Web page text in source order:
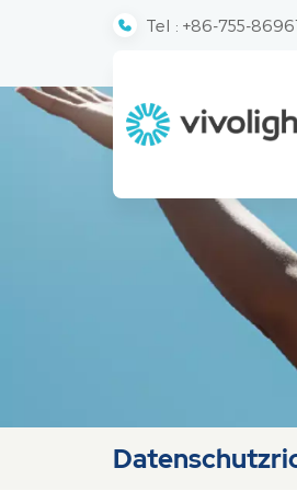
Tel : +86-755-